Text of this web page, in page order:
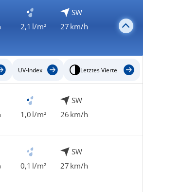
2,1 l/m²
SW
27 km/h
UV-Index Letztes Viertel
1,0 l/m²
SW
26 km/h
0,1 l/m²
SW
27 km/h